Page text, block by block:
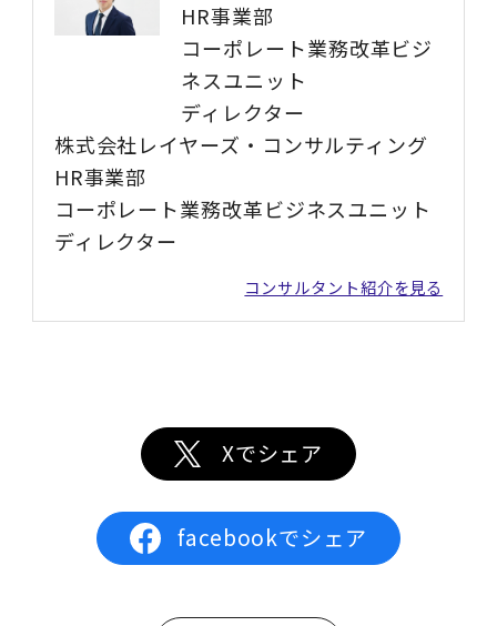
HR事業部
コーポレート業務改革ビジ
ネスユニット
ディレクター
株式会社レイヤーズ・コンサルティング
HR事業部
コーポレート業務改革ビジネスユニット
ディレクター
コンサルタント紹介を見る
Xでシェア
facebookでシェア